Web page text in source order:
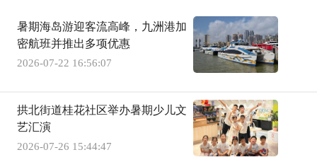
暑期海岛游迎客流高峰，九洲港加
密航班并推出多项优惠
2026-07-22 16:56:07
拱北街道桂花社区举办暑期少儿文
艺汇演
2026-07-26 15:44:47